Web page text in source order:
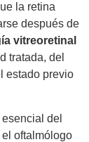
la retina
después de
vitreoretinal
tratada, del
estado previo
del
oftalmólogo